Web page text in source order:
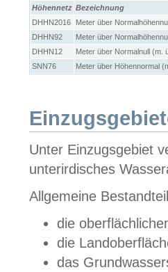
Höhennetz Bezeichnung
DHHN2016
Meter über
DHHN92
Meter über
DHHN12
Meter über Normalnull (m.
SNN76
Meter über Höhennormal
Unter Einzugsgebiet
unterirdisches
Allgemeine
die
die
das